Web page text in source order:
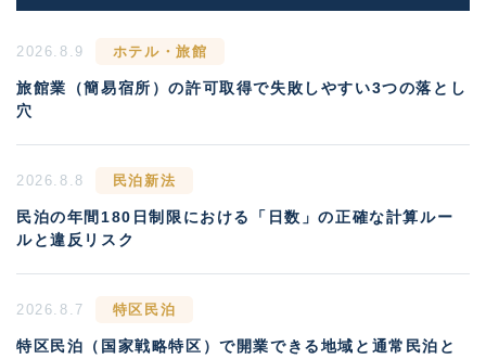
2026.8.9 ホテル・旅館
旅館業（簡易宿所）の許可取得で失敗しやすい3つの落とし
穴
2026.8.8 民泊新法
民泊の年間180日制限における「日数」の正確な計算ルー
ルと違反リスク
2026.8.7 特区民泊
特区民泊（国家戦略特区）で開業できる地域と通常民泊と